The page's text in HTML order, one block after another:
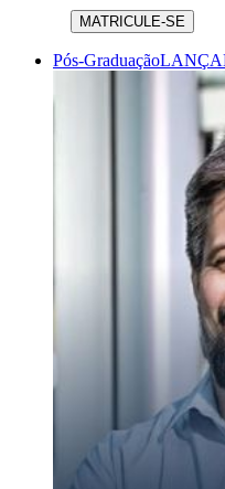
MATRICULE-SE
Pós-Graduação